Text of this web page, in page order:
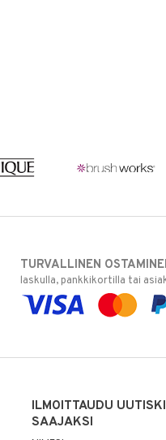
TURVALLINEN
laskulla, pankkikortilla tai
ILMOITTAUDU
SAAJAKSI